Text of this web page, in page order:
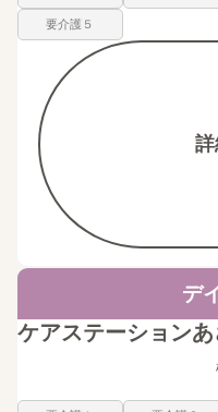
要介護５
デ
ケアステーション